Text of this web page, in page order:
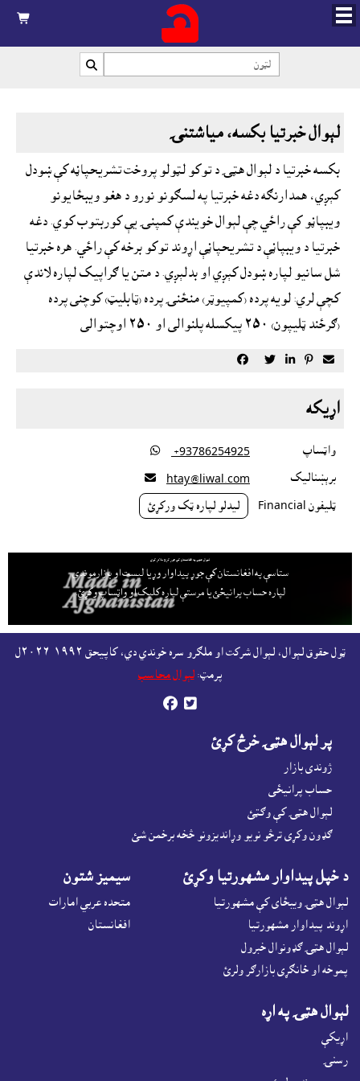


لېوال خبرتيا بکسه، مياشتنۍ
بکسه خبرتيا د لېوال هټۍ د توکو لټولو پروخت تشريحپاڼه کې ښودل
کېږي، همدارنګه دغه خبرتيا په لسګونو نورو د هغو ويبځايونو
ويبپاڼو کې راځي چې لېوال خويندې کمپنۍ يې کوربتوب کوي. دغه
خبرتيا د ويبپاڼې د تشريحپاڼې اړوند توکو برخه کې راځي. هره خبرتيا
شل سانيو لپاره ښودل کېږي او بدلېږي. د متن يا ګراپيک لپاره لاندې
کچې لري: لويه پرده (کمپيوټر) منځنۍ پرده (ټابليټ) کوچنى پرده
(ګرځند ټليپون) ٢٥٠ پيکسله پلنوالى او ٢٥٠ اوچتوالى
    
اړيکه
واټساپ ‎ +93786254925

برېښناليک htay@liwal.com

ټليفون Financial ليدلو لپاره ټک ورکړئ
لېوال هټۍ په افغانستان کې جوړ کړئ ملاتړ کوي
ستاسې په افغانستان کې جوړ پيداوار وړيا ليست او بازارموندې
لپاره حساب پرانيځئ يا مرستې لپاره کليک او واټساپ وکړئ.
ټول حقوق لېوال، لېوال شرکت او ملګرو سره خوندي دي، کاپيحق ١٩٩٢-٢٠٢٦ل
پرمټ:لېوال محاسب
 
پر لېوال هټۍ خرڅ کړئ
ژوندى بازار
حساب پرانيځى
لېوال هټۍ کې وګټئ
ګډون وکړى ترڅو نويو وړانديزونو څخه برخمن شئ
د خپل پيداوار مشهورتيا وکړئ
لېوال هټۍ ويبځاى کې مشهورتيا
اړوند پيداوار مشهورتيا
لېوال هټۍ ګډونوال خبرول
پموخه او ځانګړى بازارګر ولرئ
سيميز شتون
متحده عربي امارات
افغانستان
لېوال هټۍ په اړه
اړيکې
رسنۍ